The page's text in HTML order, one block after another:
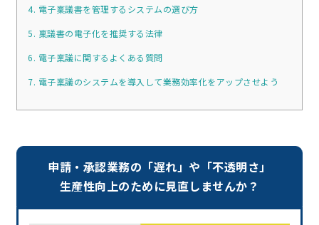
4. 電子稟議書を管理するシステムの選び方
5. 稟議書の電子化を推奨する法律
6. 電子稟議に関するよくある質問
7. 電子稟議のシステムを導入して業務効率化をアップさせよう
申請・承認業務の「遅れ」や「不透明さ」
生産性向上のために見直しませんか？